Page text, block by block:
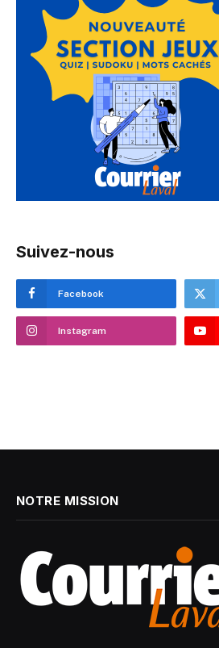
Suivez-nous
Facebook
Instagram
NOTRE MISSION